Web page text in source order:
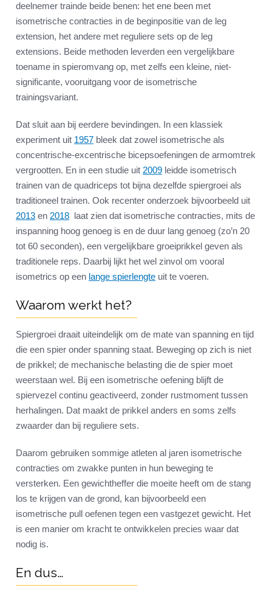
deelnemer trainde beide benen: het ene been met
isometrische contracties in de beginpositie van de leg
extension, het andere met reguliere sets op de leg
extensions. Beide methoden leverden een vergelijkbare
toename in spieromvang op, met zelfs een kleine, niet-
significante, vooruitgang voor de isometrische
trainingsvariant.
Dat sluit aan bij eerdere bevindingen. In een klassiek
experiment uit 1957 bleek dat zowel isometrische als
concentrische-excentrische bicepsoefeningen de armomtrek
vergrootten. En in een studie uit 2009 leidde isometrisch
trainen van de quadriceps tot bijna dezelfde spiergroei als
traditioneel trainen. Ook recenter onderzoek bijvoorbeeld uit
2013 en 2018 laat zien dat isometrische contracties, mits de
inspanning hoog genoeg is en de duur lang genoeg (zo’n 20
tot 60 seconden), een vergelijkbare groeiprikkel geven als
traditionele reps. Daarbij lijkt het wel zinvol om vooral
isometrics op een lange spierlengte uit te voeren.
Waarom werkt het?
Spiergroei draait uiteindelijk om de mate van spanning en tijd
die een spier onder spanning staat. Beweging op zich is niet
de prikkel; de mechanische belasting die de spier moet
weerstaan wel. Bij een isometrische oefening blijft de
spiervezel continu geactiveerd, zonder rustmoment tussen
herhalingen. Dat maakt de prikkel anders en soms zelfs
zwaarder dan bij reguliere sets.
Daarom gebruiken sommige atleten al jaren isometrische
contracties om zwakke punten in hun beweging te
versterken. Een gewichtheffer die moeite heeft om de stang
los te krijgen van de grond, kan bijvoorbeeld een
isometrische pull oefenen tegen een vastgezet gewicht. Het
is een manier om kracht te ontwikkelen precies waar dat
nodig is.
En dus…